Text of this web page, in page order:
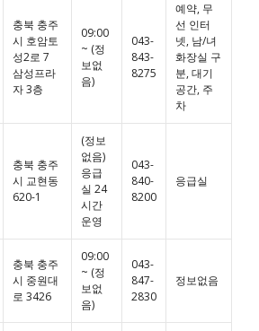
충북 충주
시 호암토
성2로 7
삼성프라
자 3층
09:00
~ (정
보없
음)
043-
843-
8275
예약, 무
선 인터
넷, 남/녀
화장실 구
분, 대기
공간, 주
차
충북 충주
시 교현동
620-1
(정보
없음)
응급
실 24
시간
운영
043-
840-
8200
응급실
충북 충주
시 중원대
로 3426
09:00
~ (정
보없
음)
043-
847-
2830
정보없음